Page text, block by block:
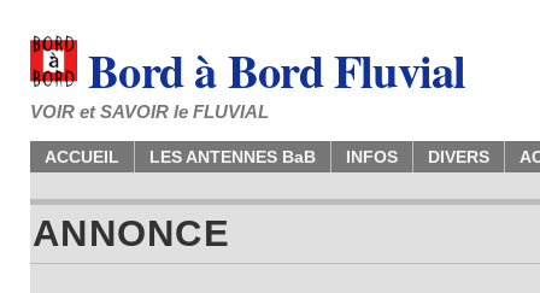
Bord à Bord Fluvial
VOIR et SAVOIR le FLUVIAL
ACCUEIL LES ANTENNES BaB INFOS DIVERS
ANNONCE